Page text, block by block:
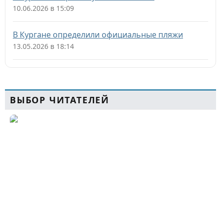
10.06.2026 в 15:09
В Кургане определили официальные пляжи
13.05.2026 в 18:14
ВЫБОР ЧИТАТЕЛЕЙ